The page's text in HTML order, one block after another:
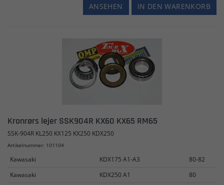
IN DEN WARENKORB
ANSEHEN
Kronrørs lejer SSK904R KX60 KX65 RM65
SSK-904R KL250 KX125 KX250 KDX250
Artikelnummer: 101104
Kawasaki KDX175 A1-A3
80-82
Kawasaki
KDX250 A1
80